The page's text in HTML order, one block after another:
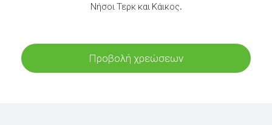
Νήσοι Τερκ και Κάικος.
Προβολή χρεώσεων